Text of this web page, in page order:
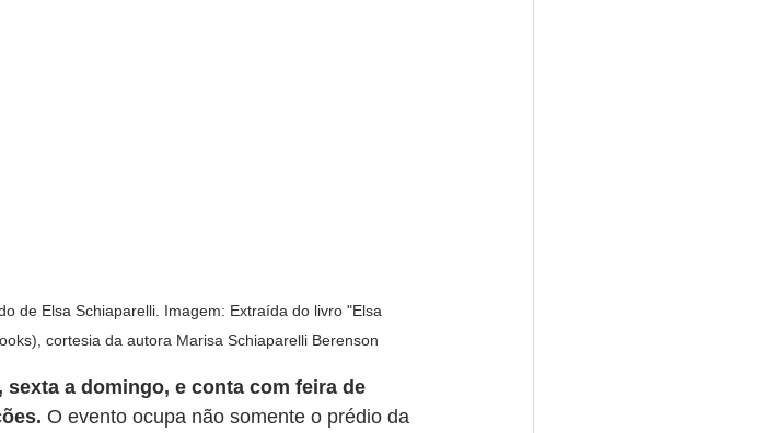
de Elsa Schiaparelli. Imagem: Extraída do livro "Elsa
cortesia da autora Marisa Schiaparelli Berenson
a domingo, e conta com feira de
O evento ocupa não somente o prédio da